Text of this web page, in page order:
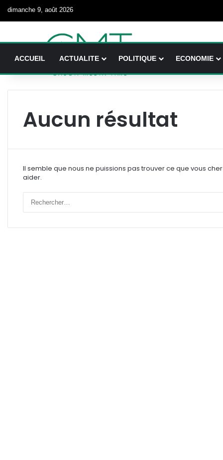
dimanche 9, août 2026
ACCUEIL ACTUALITE POLITIQUE ECONOMIE
Aucun résultat
Il semble que nous ne puissions pas trouver ce que vous
aider.